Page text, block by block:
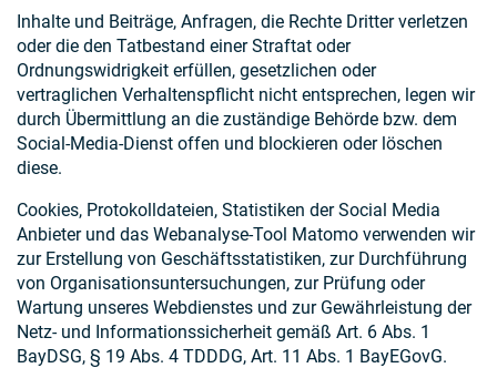
Inhalte und Beiträge, Anfragen, die Rechte Dritter verletzen
oder die den Tatbestand einer Straftat oder
Ordnungswidrigkeit erfüllen, gesetzlichen oder
vertraglichen Verhaltenspflicht nicht entsprechen, legen wir
durch Übermittlung an die zuständige Behörde bzw. dem
Social-Media-Dienst offen und blockieren oder löschen
diese.
Cookies, Protokolldateien, Statistiken der Social Media
Anbieter und das Webanalyse-Tool Matomo verwenden wir
zur Erstellung von Geschäftsstatistiken, zur Durchführung
von Organisationsuntersuchungen, zur Prüfung oder
Wartung unseres Webdienstes und zur Gewährleistung der
Netz- und Informationssicherheit gemäß Art. 6 Abs. 1
BayDSG, § 19 Abs. 4 TDDDG, Art. 11 Abs. 1 BayEGovG.